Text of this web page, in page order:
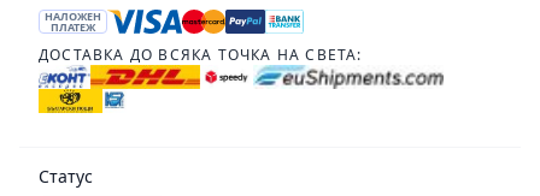
НАЛОЖЕН
ПЛАТЕЖ
ДОСТАВКА ДО ВСЯКА ТОЧКА НА СВЕТА:
Статус